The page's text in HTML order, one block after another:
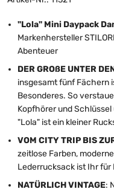
"Lola" Mini Daypack
Markenhersteller
Abenteuer
DER GROßE UNTER
insgesamt fünf Fächern
Besonderes. So
Kopfhörer und
"Lola" ist ein kleiner
VOM CITY TRIP BIS
zeitlose Farben,
Lederrucksack ist Ihr für
NATÜRLICH VINTAGE: